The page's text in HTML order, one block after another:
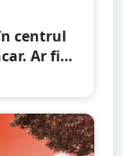
centrul
Ar fi
de trei